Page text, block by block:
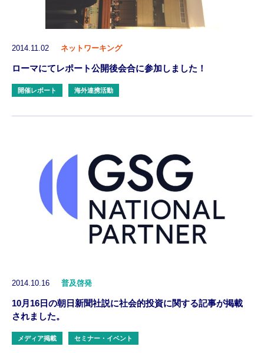
2014.11.02 ネットワーキング
ローマにてレポート公開後会合に参加しました！
開催レポート 海外連携活動
2014.10.16 普及啓発
10月16日の朝日新聞社説に社会的投資に関する記事が掲載
されました。
メディア掲載 セミナー・イベント